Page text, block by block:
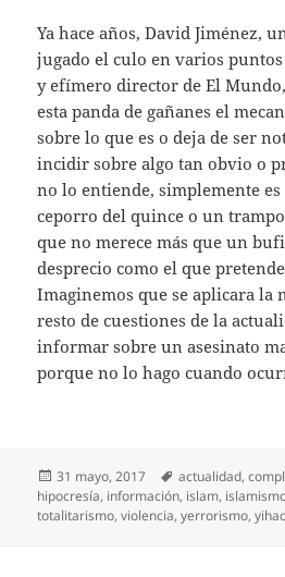
Ya hace años, David Jiménez,
jugado el culo en varios
y efímero director de El
esta panda de gañanes el
sobre lo que es o deja de ser
incidir sobre algo tan obvio o
no lo entiende, simplemente
ceporro del quince o un
que no merece más que un
desprecio como el que
Imaginemos que se aplicara la
resto de cuestiones de la
informar sobre un asesinato
porque no lo hago cuando
Publicado
el
31 mayo, 2017 Etiquetas
actualidad,
hipocresía, información, islam,
totalitarismo,violencia,yerrorismo,